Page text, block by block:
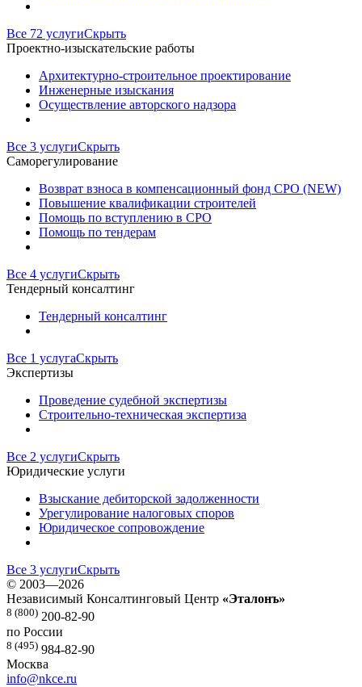
Все 72 услугиСкрыть
Проектно-изыскательские работы
Архитектурно-строительное проектирование
Инженерные изыскания
Осуществление авторского надзора
Все 3 услугиСкрыть
Саморегулирование
Возврат взноса в компенсационный фонд СРО (NEW)
Повышение квалификации строителей
Помощь по вступлению в СРО
Помощь по тендерам
Все 4 услугиСкрыть
Тендерный консалтинг
Тендерный консалтинг
Все 1 услугаСкрыть
Экспертизы
Проведение судебной экспертизы
Строительно-техническая экспертиза
Все 2 услугиСкрыть
Юридические услуги
Взыскание дебиторской задолженности
Урегулирование налоговых споров
Юридическое сопровождение
Все 3 услугиСкрыть
© 2003—2026
Независимый Консалтинговый Центр «Эталонъ»
8 (800) 200-82-90
по России
8 (495) 984-82-90
Москва
info@nkce.ru